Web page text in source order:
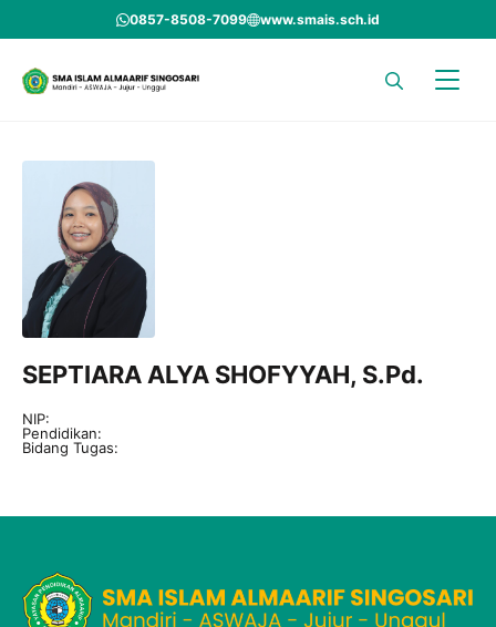
to
content
0857-8508-7099 www.smais.sch.id
SEPTIARA ALYA SHOFYYAH, S.Pd.
NIP:
Pendidikan:
Bidang Tugas: